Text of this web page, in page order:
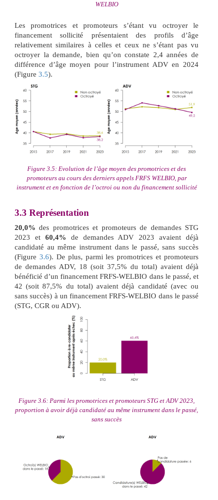
WELBIO
Les promotrices et promoteurs s’étant vu octroyer le
financement sollicité présentaient des profils d’âge
relativement similaires à celles et ceux ne s’étant pas vu
octroyer la demande, bien qu’on constate 2,4 années de
différence d’âge moyen pour l’instrument ADV en 2024
(Figure 3.5).
Figure 3.5: Evolution de l’âge moyen des promotrices et des
promoteurs au cours des derniers appels FRFS WELBIO, par
instrument et en fonction de l’octroi ou non du financement sollicité
3.3 Représentation
20,0% des promotrices et promoteurs de demandes STG
2023 et 60,4% de demandes ADV 2023 avaient déjà
candidaté au même instrument dans le passé, sans succès
(Figure 3.6). De plus, parmi les promotrices et promoteurs
de demandes ADV, 18 (soit 37,5% du total) avaient déjà
bénéficié d’un financement FRFS-WELBIO dans le passé, et
42 (soit 87,5% du total) avaient déjà candidaté (avec ou
sans succès) à un financement FRFS-WELBIO dans le passé
(STG, CGR ou ADV).
Figure 3.6: Parmi les promotrices et promoteurs STG et ADV 2023,
proportion à avoir déjà candidaté au même instrument dans le passé,
sans succès